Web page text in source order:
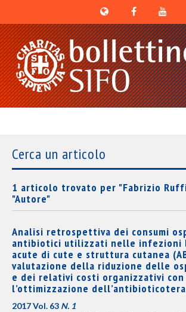
Cerca un articolo
1 articolo trovato per "Fabrizio
"Autore"
Analisi retrospettiva dei consumi
antibiotici utilizzati nelle infezioni
acute di cute e struttura cutanea
valutazione della riduzione delle
e dei relativi costi organizzativi con
l’ottimizzazione
2017 Vol. 63 N. 1